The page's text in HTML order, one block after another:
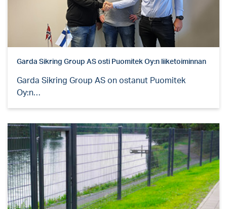
Garda Sikring Group AS osti Puomitek Oy:n liiketoiminnan
Garda Sikring Group AS on ostanut Puomitek
Oy:n…